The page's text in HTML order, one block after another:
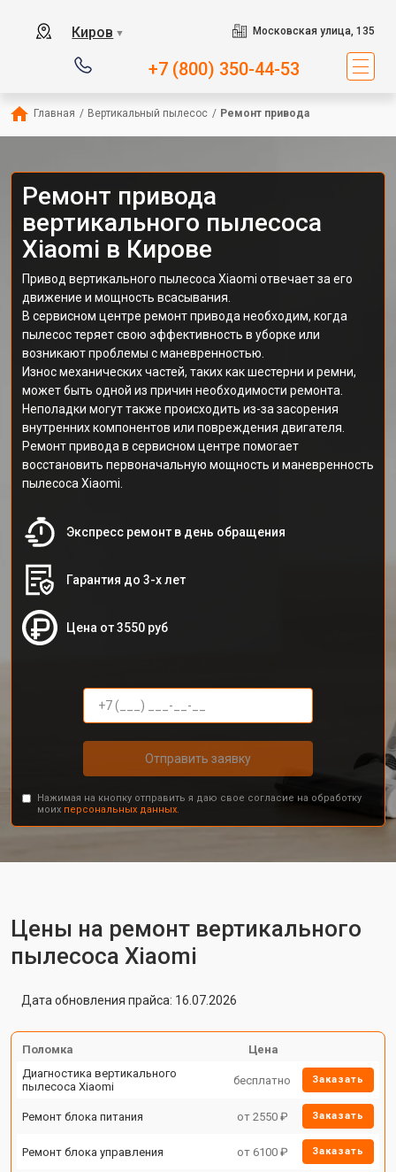
Киров ▼ Московская улица, 135
+7 (800) 350-44-53
Главная / Вертикальный пылесос / Ремонт привода
Ремонт привода
вертикального пылесоса
Xiaomi в Кирове
Привод вертикального пылесоса Xiaomi отвечает за его
движение и мощность всасывания.
В сервисном центре ремонт привода необходим, когда
пылесос теряет свою эффективность в уборке или
возникают проблемы с маневренностью.
Износ механических частей, таких как шестерни и ремни,
может быть одной из причин необходимости ремонта.
Неполадки могут также происходить из-за засорения
внутренних компонентов или повреждения двигателя.
Ремонт привода в сервисном центре помогает
восстановить первоначальную мощность и маневренность
пылесоса Xiaomi.
Экспресс ремонт в день обращения
Гарантия до 3-х лет
Цена от 3550 руб
Отправить заявку
Нажимая на кнопку отправить я даю свое согласие на обработку
моих персональных данных.
Цены на ремонт вертикального
пылесоса Xiaomi
Дата обновления прайса: 16.07.2026
Поломка
Цена
Диагностика вертикального
пылесоса Xiaomi
бесплатно Заказать
Ремонт блока питания от 2550 ₽ Заказать
Ремонт блока управления от 6100 ₽ Заказать